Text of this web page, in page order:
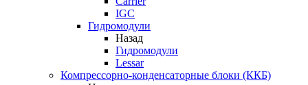
IGC
Гидромодули
Назад
Гидромодули
Lessar
Компрессорно-конденсаторные блоки (ККБ)